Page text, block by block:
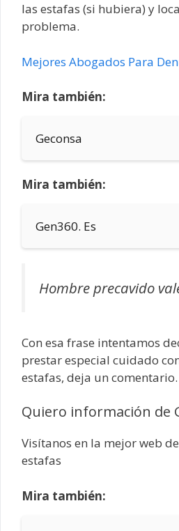
las estafas (si hubiera) y
problema.
Mejores Abogados Para
Mira también:
Geconsa
Mira también:
Gen360. Es
Hombre precavido
Con esa frase intentamos
prestar especial cuidado
estafas, deja un comentario.
Quiero información de
Visítanos en la mejor web
estafas
Mira también: